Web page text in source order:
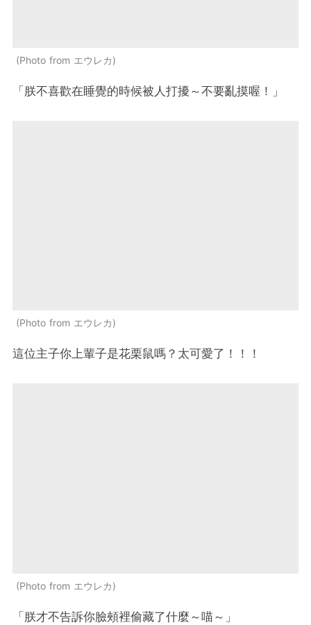
Photo from エウレカ
「朕不喜歡在睡覺的時候被人打擾～不要亂摸喔！」
Photo from エウレカ
這位主子你上輩子是花栗鼠嗎？太可愛了！！！
Photo from エウレカ
「朕才不告訴你臉頰裡偷藏了什麼～喵～」